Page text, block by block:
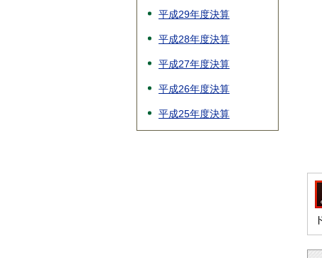
平成29年度決算
平成28年度決算
平成27年度決算
平成26年度決算
平成25年度決算